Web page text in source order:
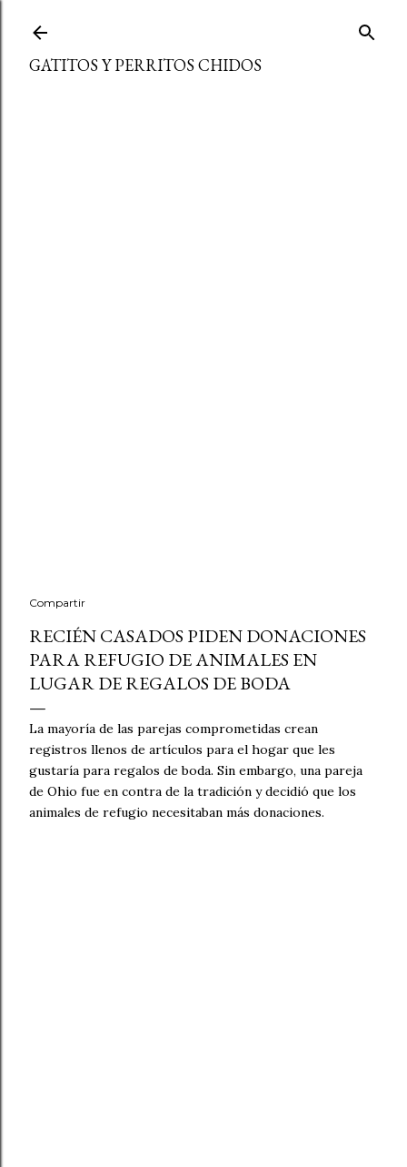
GATITOS Y PERRITOS CHIDOS
Compartir
RECIÉN CASADOS ​​PIDEN DONACIONES
PARA REFUGIO DE ANIMALES EN
LUGAR DE REGALOS DE BODA
La mayoría de las parejas comprometidas crean
registros llenos de artículos para el hogar que les
gustaría para regalos de boda. Sin embargo, una pareja
de Ohio fue en contra de la tradición y decidió que los
animales de refugio necesitaban más donaciones.